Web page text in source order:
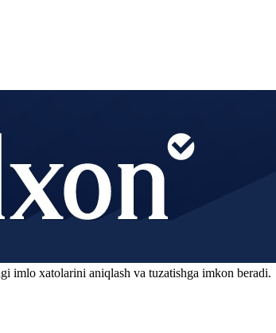
imlo xatolarini aniqlash va tuzatishga imkon beradi.